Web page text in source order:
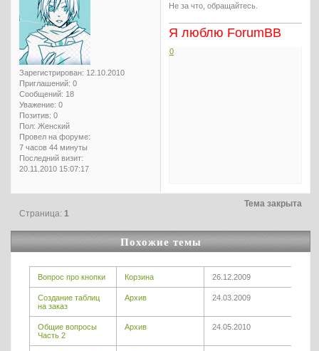
Зарегистрирован: 12.10.2010
Приглашений: 0
Сообщений: 18
Уважение: 0
Позитив: 0
Пол: Женский
Провел на форуме:
7 часов 44 минуты
Последний визит:
20.11.2010 15:07:17
Не за что, обращайтесь.
Я люблю ForumBB
0
Тема закрыта
Страница:1
Похожие темы
Вопрос про кнопки Корзина 26.12.2009
Создание таблиц
на заказ
Архив 24.03.2009
Общие вопросы
Часть 2
Архив 24.05.2010